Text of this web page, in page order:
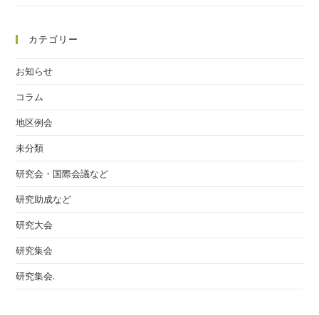
カテゴリー
お知らせ
コラム
地区例会
未分類
研究会・国際会議など
研究助成など
研究大会
研究集会
研究集会.